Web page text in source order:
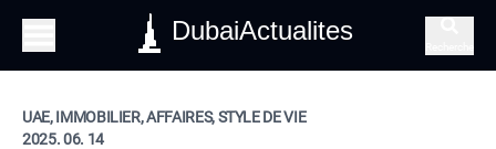
DubaiActualites
UAE, IMMOBILIER, AFFAIRES, STYLE DE VIE
2025. 06. 14